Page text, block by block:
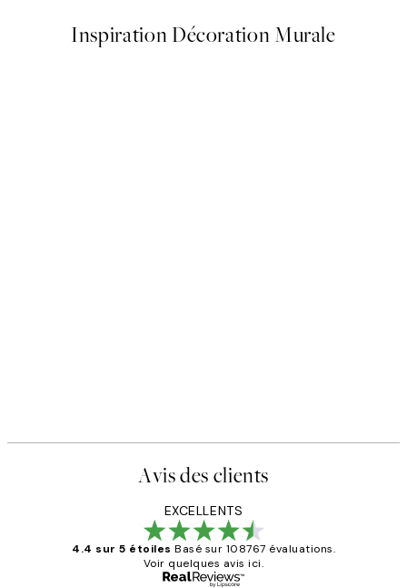
Inspiration Décoration Murale
Avis des clients
EXCELLENTS
4.4 sur 5 étoiles Basé sur 108767 évaluations.
Voir quelques avis ici.